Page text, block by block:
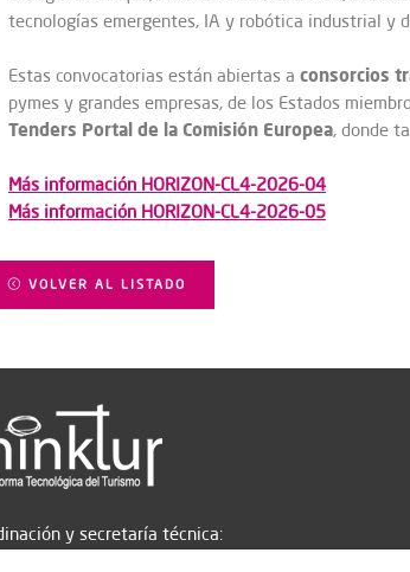
tecnologías emergentes, IA y robótica industrial y
Estas convocatorias están abiertas a consorcios
pymes y grandes empresas, de los Estados
Tenders Portal de la Comisión Europea, donde
Más información HORIZON-CL4-2026-04
Más información HORIZON-CL4-2026-05
VOLVER AL LISTADO
y secretaría técnica: